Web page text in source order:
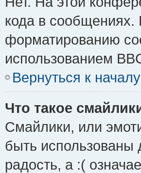
кода в сообщениях.
форматированию
использованием
Вернуться к началу
Что такое
Смайлики, или
быть использованы
радость, а :(